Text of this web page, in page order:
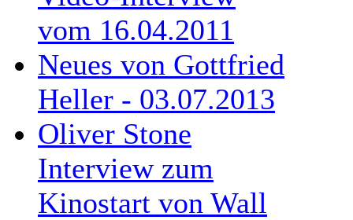
vom 16.04.2011
Neues von Gottfried
Heller - 03.07.2013
Oliver Stone
Interview zum
Kinostart von Wall